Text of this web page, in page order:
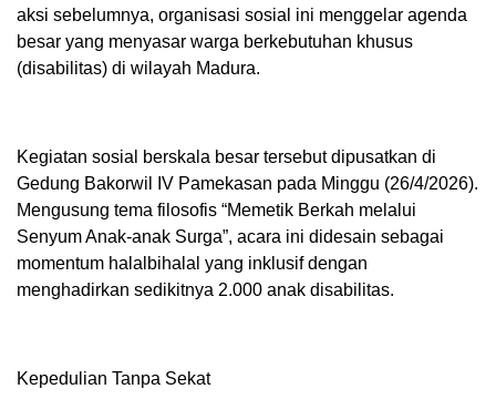
aksi sebelumnya, organisasi sosial ini menggelar agenda
besar yang menyasar warga berkebutuhan khusus
(disabilitas) di wilayah Madura.
Kegiatan sosial berskala besar tersebut dipusatkan di
Gedung Bakorwil IV Pamekasan pada Minggu (26/4/2026).
Mengusung tema filosofis “Memetik Berkah melalui
Senyum Anak-anak Surga”, acara ini didesain sebagai
momentum halalbihalal yang inklusif dengan
menghadirkan sedikitnya 2.000 anak disabilitas.
Kepedulian Tanpa Sekat